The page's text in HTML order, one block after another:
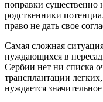
поправки существенно
родственники
право не дать свое
Самая сложная
нуждающихся в
Сербии нет ни списка
трансплантации
нуждается